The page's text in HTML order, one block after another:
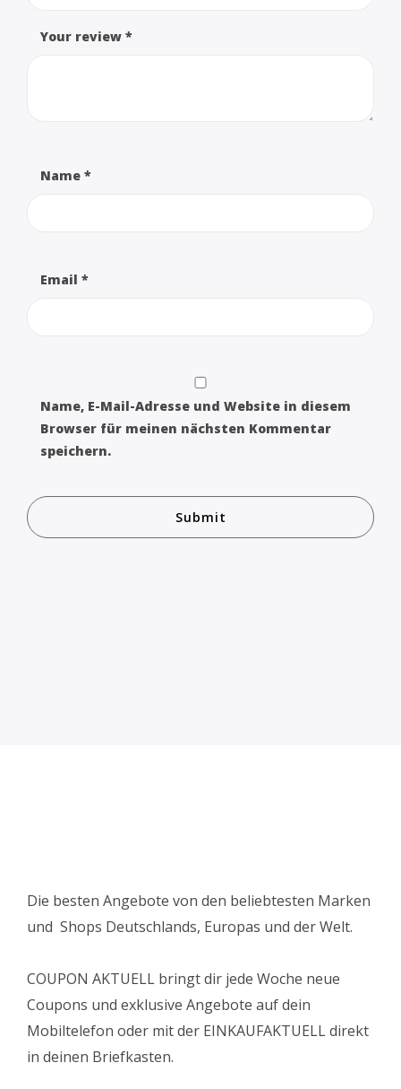
Your review *
Name *
Email *
Name, E-Mail-Adresse und Website in diesem
Browser für meinen nächsten Kommentar
speichern.
Die besten Angebote von den beliebtesten Marken
und Shops Deutschlands, Europas und der Welt.
COUPON AKTUELL bringt dir jede Woche neue
Coupons und exklusive Angebote auf dein
Mobiltelefon oder mit der EINKAUFAKTUELL direkt
in deinen Briefkasten.